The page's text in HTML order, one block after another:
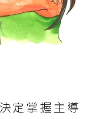
定掌握主導